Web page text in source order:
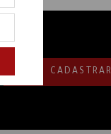
CADASTRAR